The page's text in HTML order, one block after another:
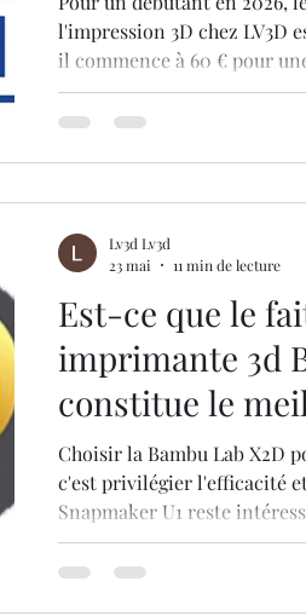
l'impression 3D chez LV3D
il commence à 60 € pour
d'une heure destinée à
apprendre les premiers
Est-ce que le
imprimante 3d
constitue le
investissement
de prototypage
Choisir la Bambu Lab X2D
c'est privilégier l'efficacité
Snapmaker U1 reste
d'usinage, la X2D est la
plastique. Couplée à une
Lv3d Lv3d
23 mai
11 min de lecture